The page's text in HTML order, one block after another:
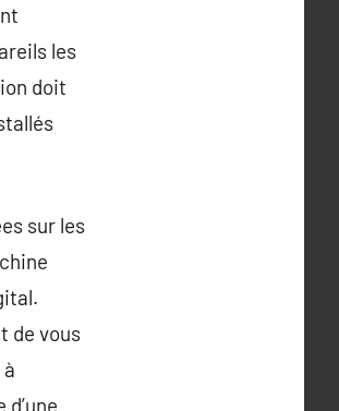
les
doit
sur les
de vous